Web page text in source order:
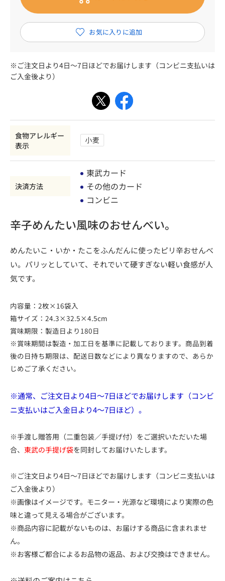
※ご注文日より4日～7日ほどでお届けします（コンビニ支払いは
ご入金後より）
食物アレルギー
表示
決済方法
東武カード
その他のカード
コンビニ
辛子めんたい風味のおせんべい。
めんたいこ・いか・たこをふんだんに使ったピリ辛おせんべ
い。パリッとしていて、それでいて硬すぎない軽い食感が人
気です。
内容量：2枚×16袋入
箱サイズ：24.3×32.5×4.5cm
賞味期限：製造日より180日
※賞味期間は製造・加工日を基準に記載しております。商品到着
後の日持ち期限は、配送日数などにより異なりますので、あらか
じめご了承ください。
※通常、ご注文日より4日～7日ほどでお届けします（コンビ
ニ支払いはご入金日より4～7日ほど）。
※手渡し贈答用（二重包装／手提げ付）をご選択いただいた場
合、 東武の手提げ袋を同封してお届けいたします。
※ご注文日より4日～7日ほどでお届けします（コンビニ支払いは
ご入金後より）
※画像はイメージです。モニター・光源など環境により実際の色
味と違って見える場合がございます。
※商品内容に記載がないものは、お届けする商品に含まれませ
ん。
※お客様ご都合によるお品物の返品、および交換はできません。